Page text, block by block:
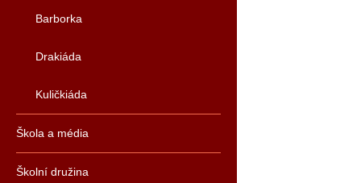
Barborka
Drakiáda
Kuličkiáda
Škola a média
Školní družina